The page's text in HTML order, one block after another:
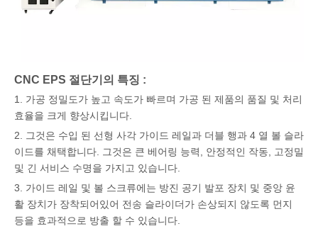
CNC EPS 절단기의 특징 :
1. 가공 정밀도가 높고 속도가 빠르며 가공 된 제품의 품질 및 처리
효율을 크게 향상시킵니다.
2. 그것은 수입 된 선형 사각 가이드 레일과 더블 행과 4 열 볼 슬라
이드를 채택합니다. 그것은 큰 베어링 능력, 안정적인 작동, 고정밀
및 긴 서비스 수명을 가지고 있습니다.
3. 가이드 레일 및 볼 스크류에는 방진 공기 발포 장치 및 중앙 윤
활 장치가 장착되어있어 전송 슬라이더가 손상되지 않도록 먼지
등을 효과적으로 방출 할 수 있습니다.